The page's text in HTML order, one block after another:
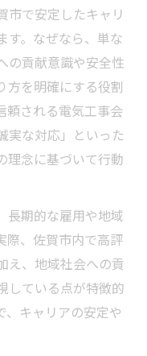
市で安定したキャリ
す。なぜなら、単な
の貢献意識や安全性
方を明確にする役割
頼される電気工事会
実な対応」といった
理念に基づいて行動
長期的な雇用や地域
際、佐賀市内で高評
え、地域社会への貢
している点が特徴的
、キャリアの安定や